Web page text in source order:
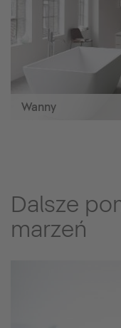
Wanny
Dalsze
marzeń